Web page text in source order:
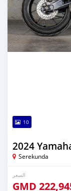
10
2024
Serekunda
السعر
GMD